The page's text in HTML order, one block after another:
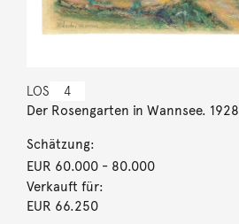
LOS 4
Der Rosengarten in Wannsee. 1928
Schätzung:
EUR 60.000- 80.000
Verkauft für:
EUR 66.250